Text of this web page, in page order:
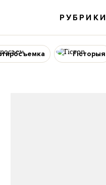
РУБРИКИ
Гісторыя